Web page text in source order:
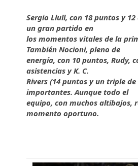
Sergio Llull, con 18 puntos y
un gran partido en
los momentos vitales de la
También Nocioni, pleno de
energía, con 10 puntos, Rudy,
asistencias y K. C.
Rivers (14 puntos y un triple
importantes. Aunque todo el
equipo, con muchos altibajos,
momento oportuno.